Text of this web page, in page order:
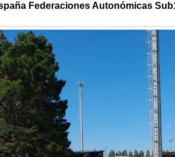
Federaciones Autonómicas